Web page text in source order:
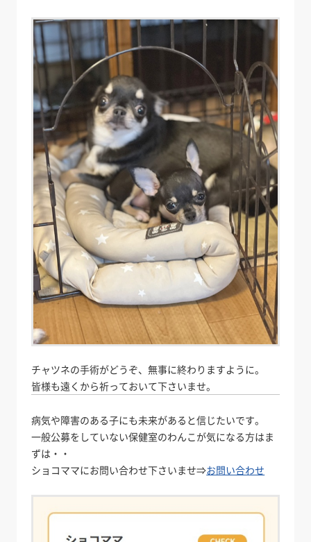
チャツネの手術がどうぞ、無事に終わりますように。
皆様も遠くから祈っておいて下さいませ。
病気や障害のある子にも未来があると信じたいです。
一般公募をしていない保健室のわんこが気になる方はま
ずは・・
ショコママにお問い合わせ下さいませ⇒お問い合わせ